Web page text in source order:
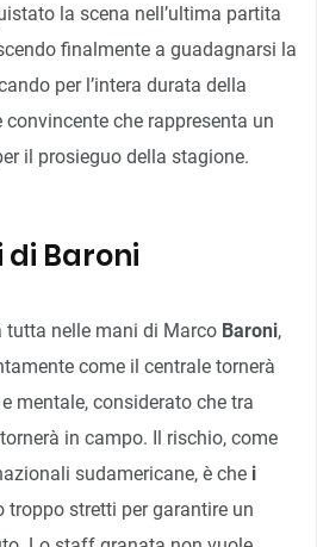
la scena nell’ultima partita
finalmente a guadagnarsi la
per l’intera durata della
che rappresenta un
il prosieguo della stagione.
di Baroni
tutta nelle mani di Marco Baroni,
come il centrale tornerà
mentale, considerato che tra
in campo. Il rischio, come
sudamericane, è che i
troppo stretti per garantire un